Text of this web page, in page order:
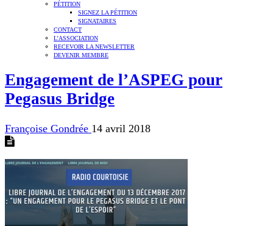
PÉTITION
SIGNEZ LA PÉTITION
SIGNATAIRES
CONTACT
L’ASSOCIATION
RECEVOIR LA NEWSLETTER
DEVENIR MEMBRE
Engagement de l’ASPEG pour
Pegasus Bridge
Françoise Gondrée 14 avril 2018